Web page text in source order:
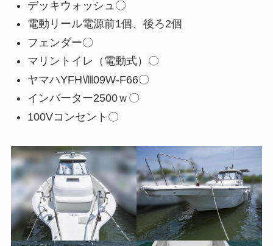
デッキウォッシュ〇
電動リール電源前1個、後ろ2個
フェンダー〇
マリントイレ（電動式）〇
ヤマハYFHⅧ09W-F66〇
インバーター2500ｗ〇
100Vコンセント〇